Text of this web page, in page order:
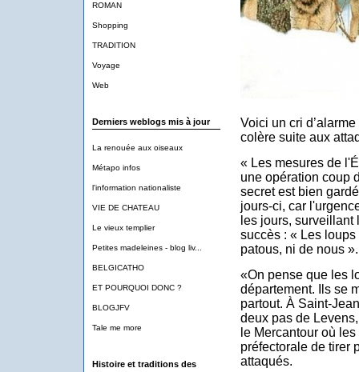
ROMAN
Shopping
TRADITION
Voyage
Web
Derniers weblogs mis à jour
La renouée aux oiseaux
Métapo infos
l'information nationaliste
VIE DE CHATEAU
Le vieux templier
Petites madeleines - blog liv...
BELGICATHO
ET POURQUOI DONC ?
BLOGJFV
Tale me more
Histoire et traditions des
Voici un cri
colère suite aux
« Les mesures de
une opération coup
secret est bien
jours-ci, car
les jours, surveillant
succès : « Les
patous, ni de nous ».
«On pense que les
département. Ils se
partout. À Saint-
deux pas de
le Mercantour où
préfectorale de tirer
attaqués.